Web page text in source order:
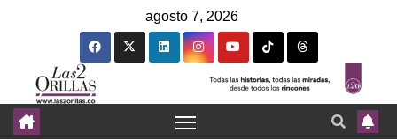
agosto 7, 2026